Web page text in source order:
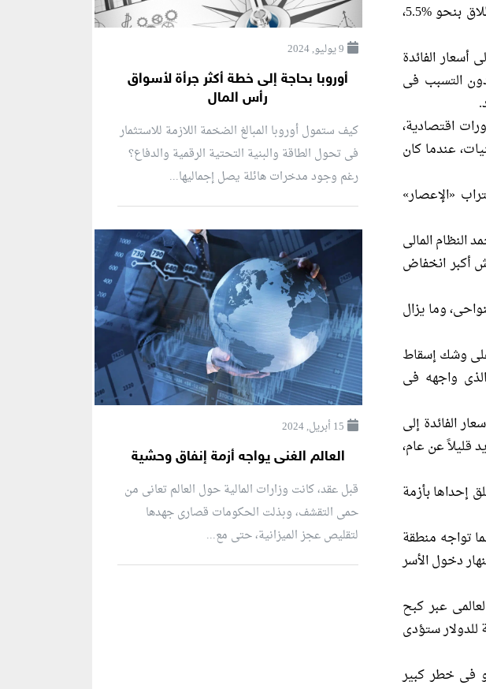
لقد وصل مقياس نمو الأجور التابع لبنك «جولدمان ساكس» إلى أعلى مستوياته على الإطلاق بنحو %5.5،
أسعار الفائدة
%2.5 بحلول نهاية عام 2022، وبالتالى قد يصل إلى هدف التضخم البالغ %2 دون التسبب فى
ارتفعت أسعار الفائدة بالسرعة نفسها التى ارتفعت بها هذا العام خلال 7 دورات اقتصادية،
«الإعصار»
الركود، فإنه يجب أن يكون سطحياً نسبياً، ففى أزمة 2007-2009، جُمد النظام المالى
كلا فترتى الانكماش أكبر انخفاض
وما يزال
على عكس أواخر عقد 2000، فإنه ليس على وشك إسقاط
الذى واجهه فى
أن يرفع أسعار الفائدة إلى
تزيد قليلاً عن عام،
إحداها بأزمة
تواجه منطقة
دخول الأسر
عبر كبح
للدولار ستؤدى
ديون أو فى خطر كبير
9 يوليو, 2024
أوروبا بحاجة إلى خطة أكثر جرأة لأسواق
رأس المال
كيف ستمول أوروبا المبالغ الضخمة اللازمة للاستثمار
فى تحول الطاقة والبنية التحتية الرقمية والدفاع؟
رغم وجود مدخرات هائلة يصل إجماليها...
15 أبريل, 2024
العالم الغنى يواجه أزمة إنفاق وحشية
قبل عقد، كانت وزارات المالية حول العالم تعانى من
حمى التقشف، وبذلت الحكومات قصارى جهدها
لتقليص عجز الميزانية، حتى مع...